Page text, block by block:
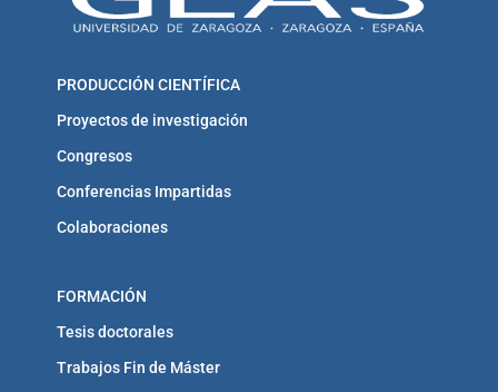
PRODUCCIÓN CIENTÍFICA
Proyectos de investigación
Congresos
Conferencias Impartidas
Colaboraciones
FORMACIÓN
Tesis doctorales
Trabajos Fin de Máster